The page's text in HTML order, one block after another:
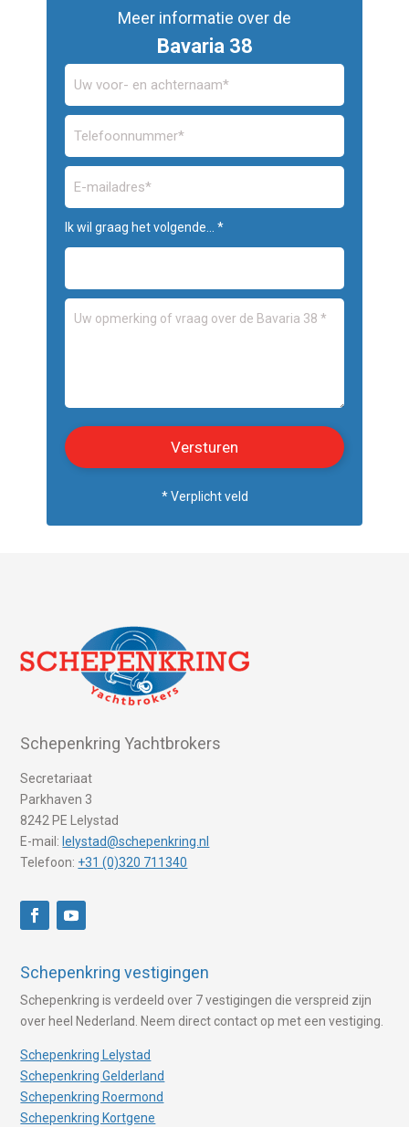
Meer informatie over de
Bavaria 38
Ik wil graag het volgende... *
* Verplicht veld
Schepenkring Yachtbrokers
Secretariaat
Parkhaven 3
8242 PE Lelystad
E-mail: lelystad@schepenkring.nl
Telefoon: +31 (0)320 711340
Schepenkring vestigingen
Schepenkring is verdeeld over 7 vestigingen die verspreid zijn
over heel Nederland. Neem direct contact op met een vestiging.
Schepenkring Lelystad
Schepenkring Gelderland
Schepenkring Roermond
Schepenkring Kortgene